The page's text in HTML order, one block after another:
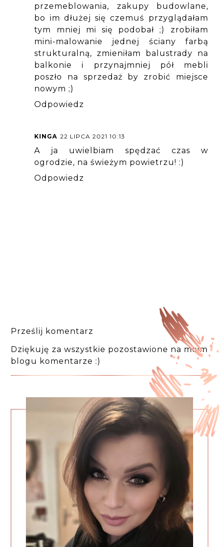
przemeblowania, zakupy budowlane,
bo im dłużej się czemuś przyglądałam
tym mniej mi się podobał ;) zrobiłam
mini-malowanie jednej ściany farbą
strukturalną, zmieniłam balustrady na
balkonie i przynajmniej pół mebli
poszło na sprzedaż by zrobić miejsce
nowym ;)
Odpowiedz
KINGA 22 LIPCA 2021 10:13
A ja uwielbiam spędzać czas w
ogrodzie, na świeżym powietrzu! :)
Odpowiedz
Prześlij komentarz
Dziękuję za wszystkie pozostawione na moim
blogu komentarze :)